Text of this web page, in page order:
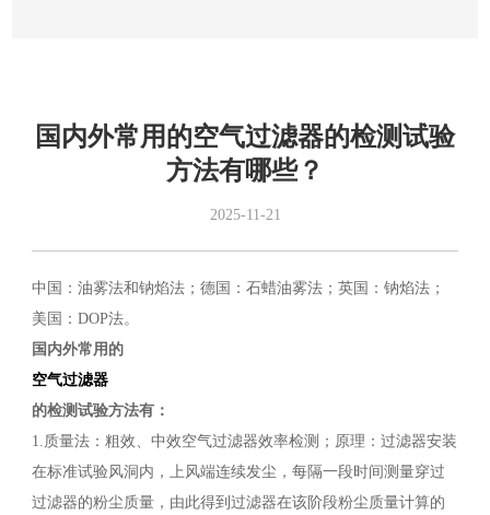
国内外常用的空气过滤器的检测试验
方法有哪些？
2025-11-21
中国：油雾法和钠焰法；德国：石蜡油雾法；英国：钠焰法；
美国：DOP法。
国内外常用的
空气过滤器
的检测试验方法有：
1.质量法：粗效、中效空气过滤器效率检测；原理：过滤器安装
在标准试验风洞内，上风端连续发尘，每隔一段时间测量穿过
过滤器的粉尘质量，由此得到过滤器在该阶段粉尘质量计算的